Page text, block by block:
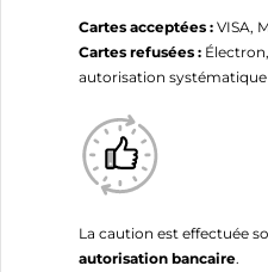
Cartes acceptées : VISA,
Cartes refusées :
autorisation systématique
La caution est effectuée
autorisation bancaire.